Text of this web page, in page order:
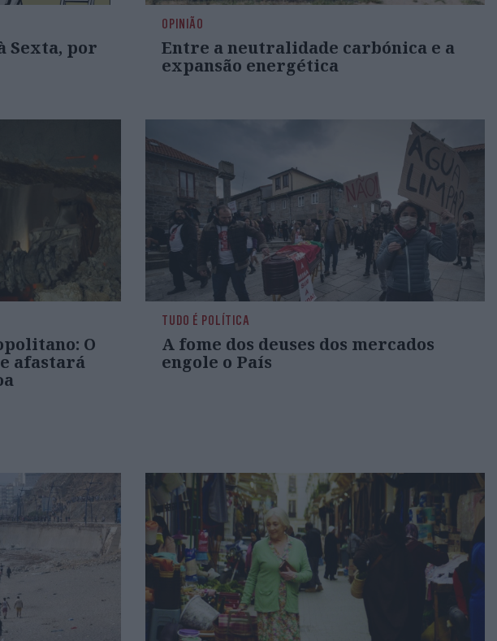
Sexta, por
OPINIÃO
Entre a neutralidade carbónica e a
expansão energética
O
afastará
TUDO É POLÍTICA
A fome dos deuses dos mercados
engole o País